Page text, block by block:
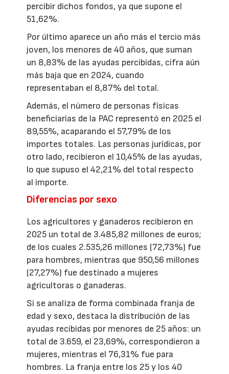
percibir dichos fondos, ya que supone el
51,62%.
Por último aparece un año más el tercio más
joven, los menores de 40 años, que suman
un 8,83% de las ayudas percibidas, cifra aún
más baja que en 2024, cuando
representaban el 8,87% del total.
Además, el número de personas físicas
beneficiarias de la PAC representó en 2025 el
89,55%, acaparando el 57,79% de los
importes totales. Las personas jurídicas, por
otro lado, recibieron el 10,45% de las ayudas,
lo que supuso el 42,21% del total respecto
al importe.
Diferencias por sexo
Los agricultores y ganaderos recibieron en
2025 un total de 3.485,82 millones de euros;
de los cuales 2.535,26 millones (72,73%) fue
para hombres, mientras que 950,56 millones
(27,27%) fue destinado a mujeres
agricultoras o ganaderas.
Si se analiza de forma combinada franja de
edad y sexo, destaca la distribución de las
ayudas recibidas por menores de 25 años: un
total de 3.659, el 23,69%, correspondieron a
mujeres, mientras el 76,31% fue para
hombres. La franja entre los 25 y los 40